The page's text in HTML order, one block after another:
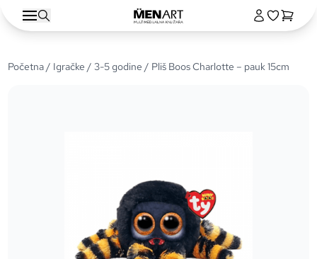
Početna/ Igračke /3-5 godine / Pliš Boos Charlotte – pauk 15cm